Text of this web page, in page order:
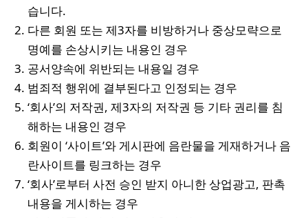
습니다.
다른 회원 또는 제3자를 비방하거나 중상모략으로
명예를 손상시키는 내용인 경우
공서양속에 위반되는 내용일 경우
범죄적 행위에 결부된다고 인정되는 경우
‘회사’의 저작권, 제3자의 저작권 등 기타 권리를 침
해하는 내용인 경우
회원이 ‘사이트’와 게시판에 음란물을 게재하거나 음
란사이트를 링크하는 경우
‘회사’로부터 사전 승인 받지 아니한 상업광고, 판촉
내용을 게시하는 경우